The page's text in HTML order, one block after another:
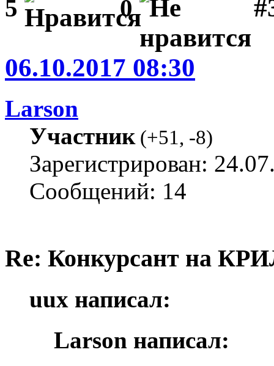
5 0
06.10.2017 08:30
Larson
Участник(+51, -8)
Зарегистрирован:
Сообщений: 14
Re: Конкурсант на
uux написал:
Larson написал: